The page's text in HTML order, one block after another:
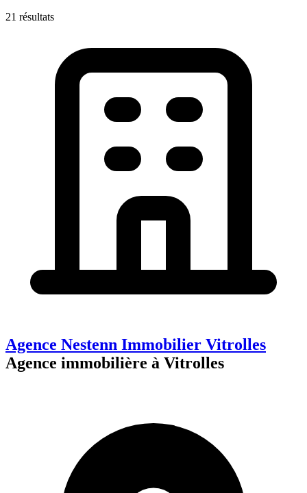
21 résultats
Agence Nestenn Immobilier Vitrolles
Agence immobilière à Vitrolles